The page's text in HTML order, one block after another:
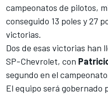
campeonatos de pilotos,
conseguido 13 poles y 27
victorias.
Dos de esas victorias han
SP-Chevrolet, con
segundo en el
El equipo será gobernado